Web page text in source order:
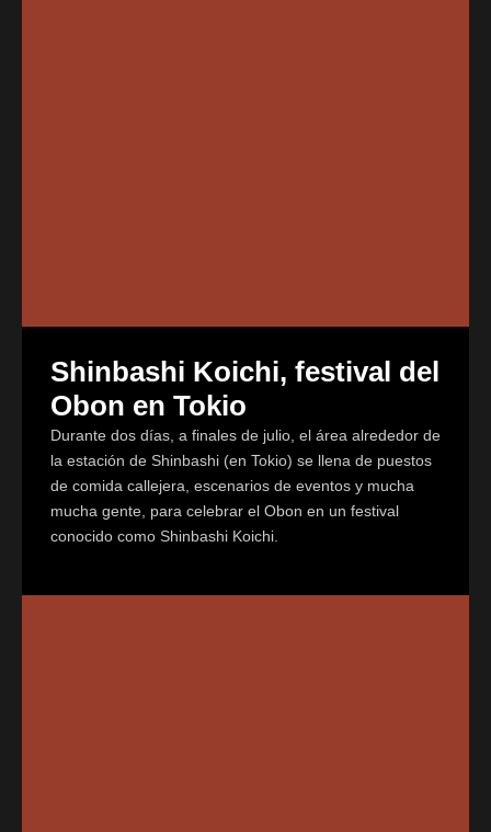
Shinbashi Koichi, festival del
Obon en Tokio
Durante dos días, a finales de julio, el área alrededor de
la estación de Shinbashi (en Tokio) se llena de puestos
de comida callejera, escenarios de eventos y mucha
mucha gente, para celebrar el Obon en un festival
conocido como Shinbashi Koichi.